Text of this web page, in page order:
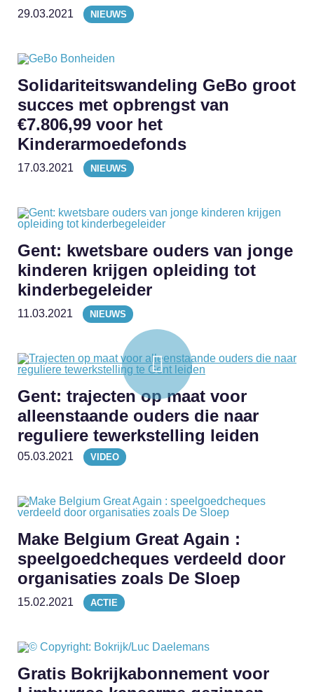
29.03.2021 NIEUWS
Solidariteitswandeling GeBo groot
succes met opbrengst van
€7.806,99 voor het
Kinderarmoedefonds
17.03.2021 NIEUWS
Gent: kwetsbare ouders van jonge
kinderen krijgen opleiding tot
kinderbegeleider
11.03.2021 NIEUWS
Gent: trajecten op maat voor
alleenstaande ouders die naar
reguliere tewerkstelling leiden
05.03.2021 VIDEO
Make Belgium Great Again :
speelgoedcheques verdeeld door
organisaties zoals De Sloep
15.02.2021 ACTIE
Gratis Bokrijkabonnement voor